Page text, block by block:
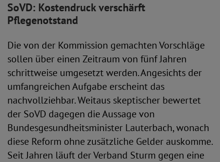
SoVD: Kostendruck verschärft
Pflegenotstand
Die von der Kommission gemachten Vorschläge
sollen über einen Zeitraum von fünf Jahren
schrittweise umgesetzt werden. Angesichts der
umfangreichen Aufgabe erscheint das
nachvollziehbar. Weitaus skeptischer bewertet
der SoVD dagegen die Aussage von
Bundesgesundheitsminister Lauterbach, wonach
diese Reform ohne zusätzliche Gelder auskomme.
Seit Jahren läuft der Verband Sturm gegen eine